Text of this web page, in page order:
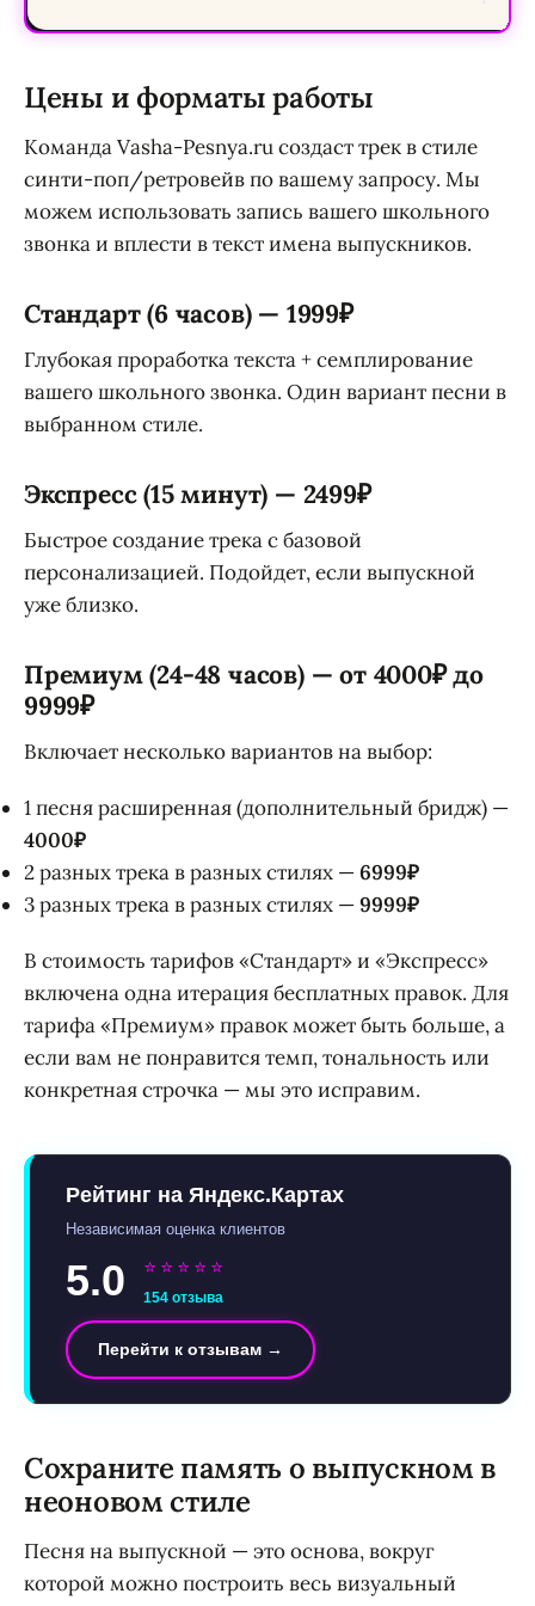
Цены и форматы работы
Команда Vasha-Pesnya.ru создаст трек в стиле
синти-поп/ретровейв по вашему запросу. Мы
можем использовать запись вашего школьного
звонка и вплести в текст имена выпускников.
Стандарт (6 часов) — 1999₽
Глубокая проработка текста + семплирование
вашего школьного звонка. Один вариант песни в
выбранном стиле.
Экспресс (15 минут) — 2499₽
Быстрое создание трека с базовой
персонализацией. Подойдет, если выпускной
уже близко.
Премиум (24-48 часов) — от 4000₽ до
9999₽
Включает несколько вариантов на выбор:
1 песня расширенная (дополнительный бридж) —
4000₽
2 разных трека в разных стилях —6999₽
3 разных трека в разных стилях —9999₽
В стоимость тарифов «Стандарт» и «Экспресс»
включена одна итерация бесплатных правок. Для
тарифа «Премиум» правок может быть больше, а
если вам не понравится темп, тональность или
конкретная строчка — мы это исправим.
Рейтинг на Яндекс.Картах
Независимая оценка клиентов
5.0 ⭐⭐⭐⭐⭐
154 отзыва
Перейти к отзывам →
Сохраните память о выпускном в
неоновом стиле
Песня на выпускной — это основа, вокруг
которой можно построить весь визуальный